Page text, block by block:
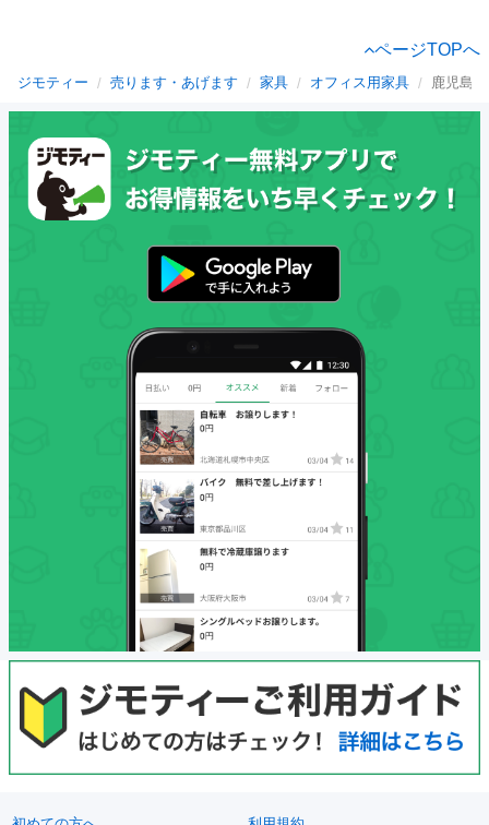
ページTOPへ
ジモティー 売ります・あげます 家具 オフィス用家具 鹿児島